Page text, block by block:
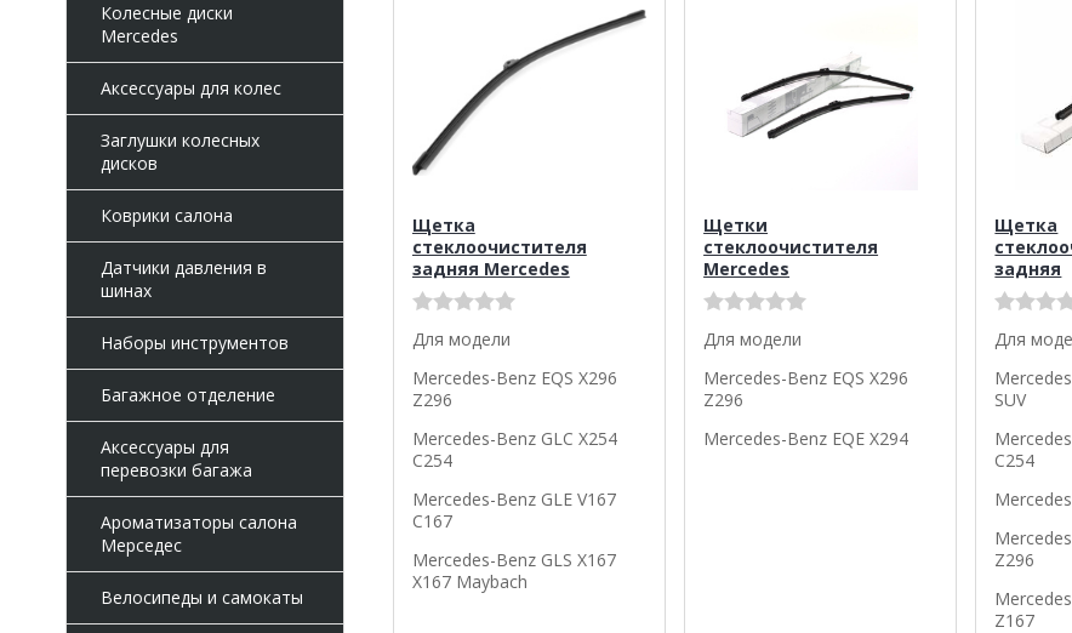
Колесные диски
Mercedes
Аксессуары для колес
Заглушки колесных
дисков
Коврики салона
Датчики давления в
шинах
Наборы инструментов
Багажное отделение
Аксессуары для
перевозки багажа
Ароматизаторы салона
Мерседес
Велосипеды и самокаты
Щетка
стеклоочистителя
задняя Mercedes
Для модели
Mercedes-Benz EQS X296
Z296
Mercedes-Benz GLC X254
C254
Mercedes-Benz GLE V167
C167
Mercedes-Benz GLS X167
X167 Maybach
Щетки
стеклоочистителя
Mercedes
Для модели
Mercedes-Benz EQS X296
Z296
Mercedes-Benz EQE X294
Щетка
задняя
Для
SUV
C254
Z296
Z167